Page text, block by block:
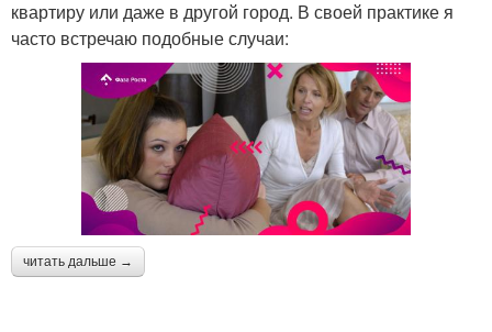
квартиру или даже в другой город. В своей практике я
часто встречаю подобные случаи:
читать дальше →